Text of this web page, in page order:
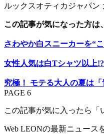
ルックスオティカジャパ
この記事が気になった方は
さわやか白スニーカーを“
女性人気は白Tシャツ以上
究極！ モテる大人の夏は
PAGE 6
この記事が気に入ったら「
Web LEONの最新ニュース